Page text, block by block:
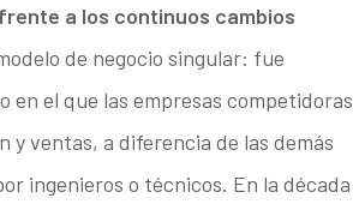
a los continuos cambios
de negocio singular: fue
en el que las empresas competidoras
y ventas, a diferencia de las demás
ingenieros o técnicos. En la década